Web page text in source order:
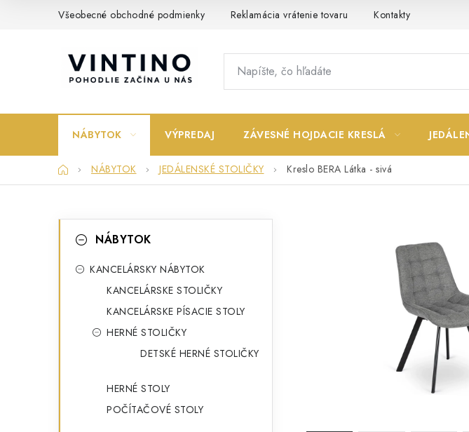
Všeobecné obchodné podmienky Reklamácia vrátenie tovaru Kontakty
NÁBYTOK VÝPREDAJ ZÁVESNÉ HOJDACIE KRESLÁ
DomovNÁBYTOK JEDÁLENSKÉ STOLIČKY Kreslo BERA Látka - sivá
kategórieNÁBYTOK
KANCELÁRSKY NÁBYTOK
KANCELÁRSKE STOLIČKY
KANCELÁRSKE PÍSACIE STOLY
HERNÉ STOLIČKY
DETSKÉ HERNÉ STOLIČKY
HERNÉ STOLY
POČÍTAČOVÉ STOLY